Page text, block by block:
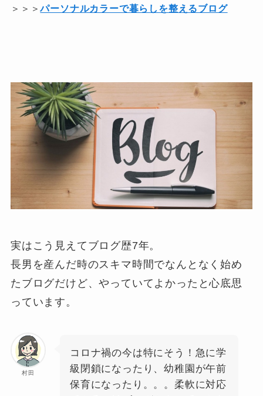
＞＞＞パーソナルカラーで暮らしを整えるブログ
実はこう見えてブログ歴7年。
長男を産んだ時のスキマ時間でなんとなく始め
たブログだけど、やっていてよかったと心底思
っています。
村田
コロナ禍の今は特にそう！急に学
級閉鎖になったり、幼稚園が午前
保育になったり。。。柔軟に対応